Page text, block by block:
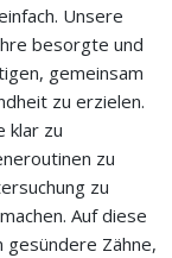
Unsere
besorgte und
gemeinsam
zu erzielen.
klar zu
zu
zu
Auf diese
Zähne,